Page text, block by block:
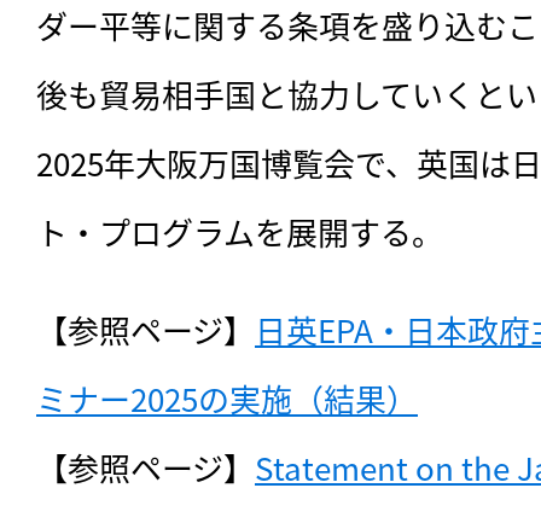
ダー平等に関する条項を盛り込む
後も貿易相手国と協力していくと
2025年大阪万国博覧会で、英国は
ト・プログラムを展開する。
【参照ページ】 日英EPA・日本政
ミナー2025の実施（結果）
【参照ページ】 Statement on the